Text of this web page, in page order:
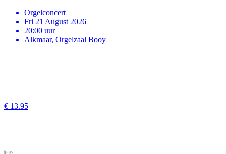
Orgelconcert
Fri 21 August 2026
20:00 uur
Alkmaar, Orgelzaal Booy
€ 13.95